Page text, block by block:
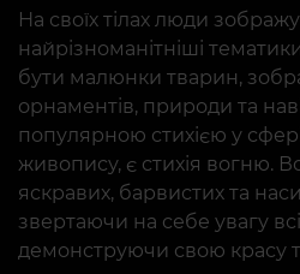
На своїх тілах люди
найрізноманітніші
бути малюнки тварин,
орнаментів, природи та
популярною стихією у
живопису, є стихія вогню.
яскравих, барвистих та
звертаючи на себе увагу
демонструючи свою красу